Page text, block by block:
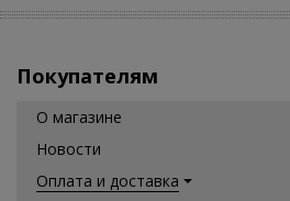
Покупателям
О магазине
Новости
Оплата и доставка